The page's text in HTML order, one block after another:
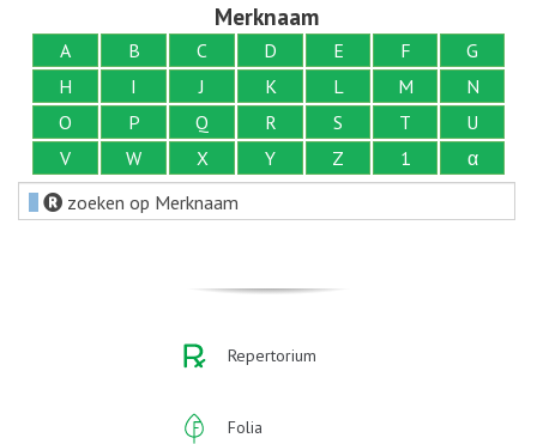
Merknaam
A B C D E F
G
H
I J K L M
N
O
P Q R S T
U
V
W X Y Z 1
α
zoeken op Merknaam
Repertorium
Folia